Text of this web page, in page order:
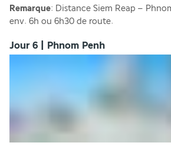
Remarque: Distance Siem Reap –
env. 6h ou 6h30 de route.
Jour 6 | Phnom Penh